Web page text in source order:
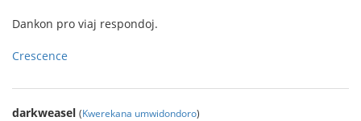
Dankon pro viaj respondoj.
Crescence
darkweasel (Kwerekana umwidondoro)